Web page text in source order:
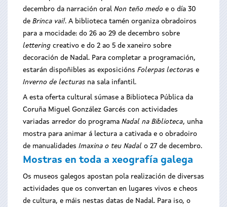
decembro da narración oral Non teño medo e o día 30
de Brinca vai!. A biblioteca tamén organiza obradoiros
para a mocidade: do 26 ao 29 de decembro sobre
lettering creativo e do 2 ao 5 de xaneiro sobre
decoración de Nadal. Para completar a programación,
estarán dispoñibles as exposicións Folerpas lectoras e
Inverno de lecturas na sala infantil.
A esta oferta cultural súmase a Biblioteca Pública da
Coruña Miguel González Garcés con actividades
variadas arredor do programa Nadal na Biblioteca, unha
mostra para animar á lectura a cativada e o obradoiro
de manualidades Imaxina o teu Nadal o 27 de decembro.
Mostras en toda a xeografía galega
Os museos galegos apostan pola realización de diversas
actividades que os convertan en lugares vivos e cheos
de cultura, e máis nestas datas de Nadal. Para iso, o